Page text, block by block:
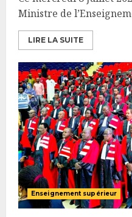
Ministre de
LIRE LA SUITE
Enseignement supérieur